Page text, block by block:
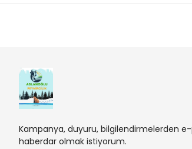
Kampanya, duyuru, bilgilendirmelerden
haberdar olmak istiyorum.